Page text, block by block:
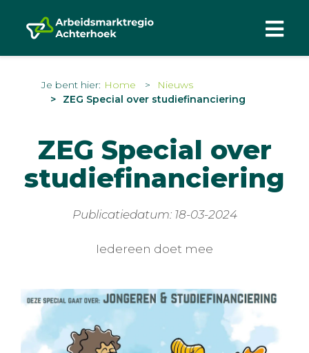
Je bent hier: Home
Nieuws
ZEG Special over studiefinanciering
ZEG Special over
studiefinanciering
Publicatiedatum: 18-03-2024
Iedereen doet mee